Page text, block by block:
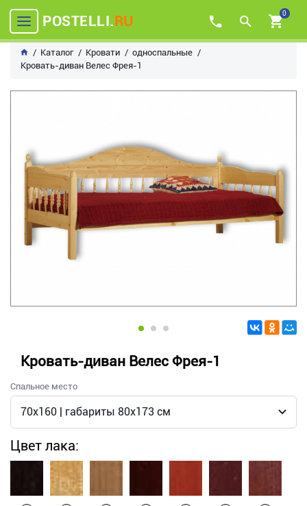
POSTELLI.RU 0
Каталог Кровати
односпальные
Кровать-диван Велес Фрея-1
Кровать-диван Велес Фрея-1
Спальное место
Цвет лака: